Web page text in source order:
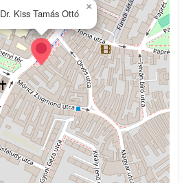
Dr. Kiss Tamás Ottó
×